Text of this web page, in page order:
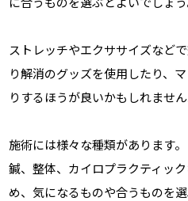
ストレッチやエクササイズなど
り解消のグッズを使用したり、
りするほうが良いかもしれません
施術には様々な種類があります。
鍼、整体、カイロプラクティッ
め、気になるものや合うものを選